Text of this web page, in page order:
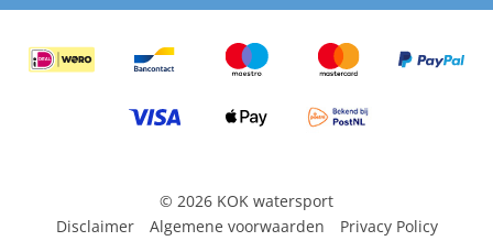
© 2026 KOK watersport
Disclaimer
Algemene voorwaarden Privacy Policy